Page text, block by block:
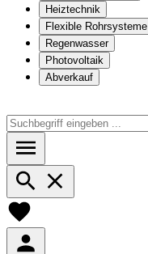
Heiztechnik
Flexible Rohrsysteme
Regenwasser
Photovoltaik
Abverkauf